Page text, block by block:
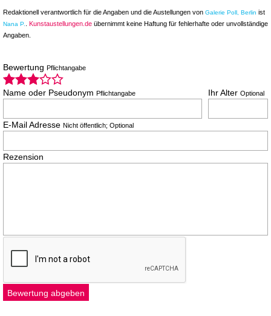
Redaktionell verantwortlich für die Angaben und die Austellungen von Galerie Poll, Berlin ist
Nana P. Kunstaustellungen.de übernimmt keine Haftung für fehlerhafte oder unvollständige
Angaben.
Bewertung Pflichtangabe
Name oder Pseudonym Pflichtangabe Ihr Alter Optional
E-Mail Adresse Nicht öffentlich; Optional
Rezension